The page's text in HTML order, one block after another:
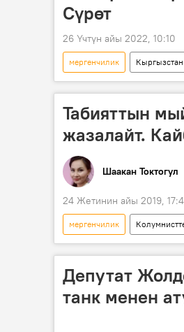
Сүрөт
26 Үчтүн айы 2022, 10:10
мергенчилик Кыргызстан
Табияттын
жазалайт.
Шаакан Токтогул
24 Жетинин айы 2019,
мергенчилик
аңчылык
Депутат
танк менен